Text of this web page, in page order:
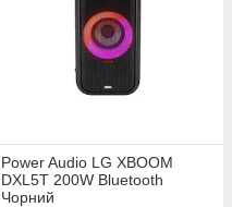
Power Audio LG XBOOM
DXL5T 200W Bluetooth
Чорний